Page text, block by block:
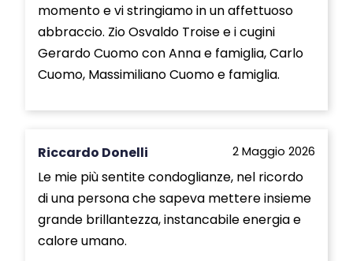
momento e vi stringiamo in un affettuoso
abbraccio. Zio Osvaldo Troise e i cugini
Gerardo Cuomo con Anna e famiglia, Carlo
Cuomo, Massimiliano Cuomo e famiglia.
Riccardo Donelli 2 Maggio 2026
Le mie più sentite condoglianze, nel ricordo
di una persona che sapeva mettere insieme
grande brillantezza, instancabile energia e
calore umano.